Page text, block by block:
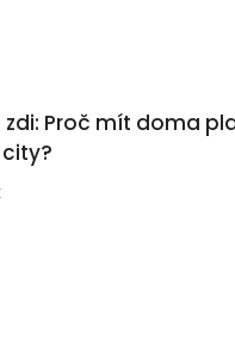
zdi: Proč mít doma